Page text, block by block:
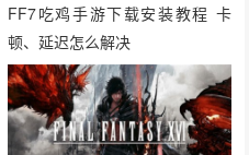
FF7吃鸡手游下载安装教程 卡
顿、延迟怎么解决